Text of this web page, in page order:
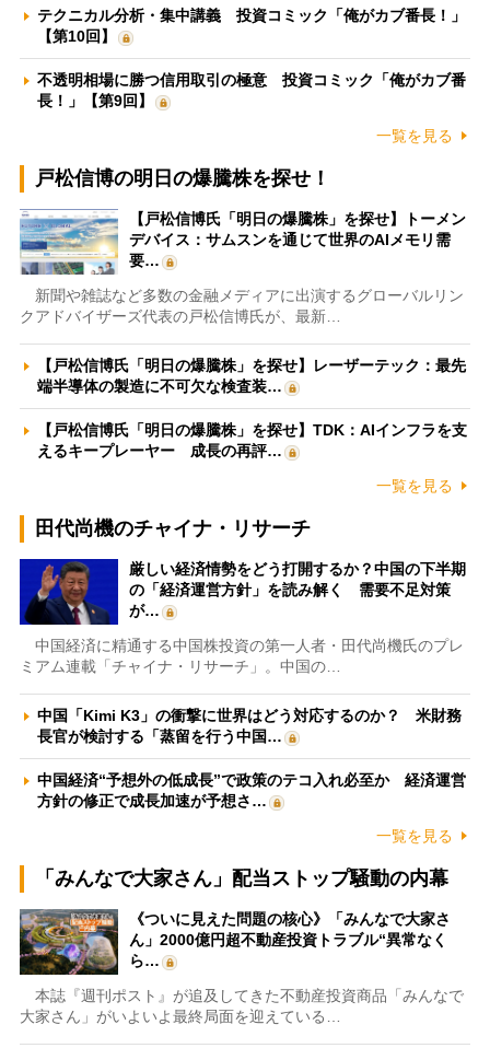
テクニカル分析・集中講義 投資コミック「俺がカブ番長！」
【第10回】
不透明相場に勝つ信用取引の極意 投資コミック「俺がカブ番
長！」【第9回】
一覧を見る
戸松信博の明日の爆騰株を探せ！
【戸松信博氏「明日の爆騰株」を探せ】トーメン
デバイス：サムスンを通じて世界のAIメモリ需
要…
新聞や雑誌など多数の金融メディアに出演するグローバルリン
クアドバイザーズ代表の戸松信博氏が、最新…
【戸松信博氏「明日の爆騰株」を探せ】レーザーテック：最先
端半導体の製造に不可欠な検査装…
【戸松信博氏「明日の爆騰株」を探せ】TDK：AIインフラを支
えるキープレーヤー 成長の再評…
一覧を見る
田代尚機のチャイナ・リサーチ
厳しい経済情勢をどう打開するか？中国の下半期
の「経済運営方針」を読み解く 需要不足対策
が…
中国経済に精通する中国株投資の第一人者・田代尚機氏のプレ
ミアム連載「チャイナ・リサーチ」。中国の…
中国「Kimi K3」の衝撃に世界はどう対応するのか？ 米財務
長官が検討する「蒸留を行う中国…
中国経済“予想外の低成長”で政策のテコ入れ必至か 経済運営
方針の修正で成長加速が予想さ…
一覧を見る
「みんなで大家さん」配当ストップ騒動の内幕
《ついに見えた問題の核心》「みんなで大家さ
ん」2000億円超不動産投資トラブル“異常なく
ら…
本誌『週刊ポスト』が追及してきた不動産投資商品「みんなで
大家さん」がいよいよ最終局面を迎えている…